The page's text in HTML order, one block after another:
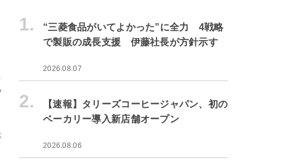
1.
“三菱食品がいてよかった”に全力 4戦略
で製販の成長支援 伊藤社長が方針示す
2026.08.07
2.
【速報】タリーズコーヒージャパン、初の
ベーカリー導入新店舗オープン
2026.08.06